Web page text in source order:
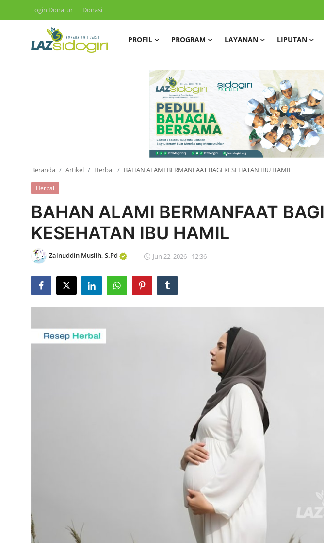
Login Donatur Donasi
PROFIL PROGRAM LAYANAN LIPUTAN
Konsultasi ZIS
Publikasi
Edukasi ZIS
Contact
Majalah
Gallery
Beranda Artikel Herbal BAHAN ALAMI BERMANFAAT BAGI KESEHATAN IBU HAMIL
Herbal
BAHAN ALAMI BERMANFAAT BAGI
KESEHATAN IBU HAMIL
Zainuddin Muslih, S.Pd Jun 22, 2026 - 12:36